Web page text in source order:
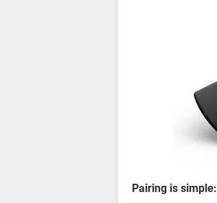
Pairing is simple: